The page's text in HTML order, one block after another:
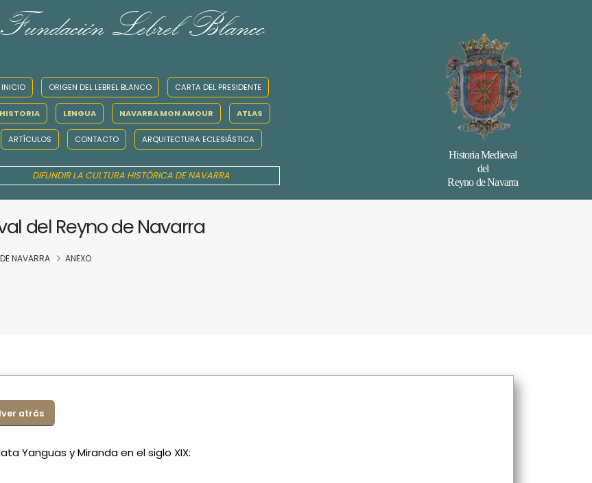
Fundación Lebrel Blanco
INICIO ORIGEN DEL LEBREL BLANCO CARTA DEL PRESIDENTE
HISTORIA LENGUA NAVARRA MON AMOUR ATLAS
ARTÍCULOS CONTACTO ARQUITECTURA ECLESIÁSTICA
DIFUNDIR LA CULTURA HISTÓRICA DE NAVARRA
Historia Medieval
del
Reyno de Navarra
del Reyno de Navarra
NAVARRA ANEXO
atrás
Yanguas y Miranda en el siglo XIX: